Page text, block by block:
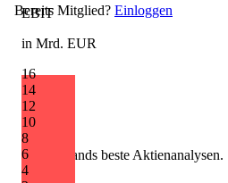
EBIT
in Mrd. EUR
16
14
12
10
8
6
4
Bereits Mitglied? Einloggen
Deutschlands beste Aktienanalysen.